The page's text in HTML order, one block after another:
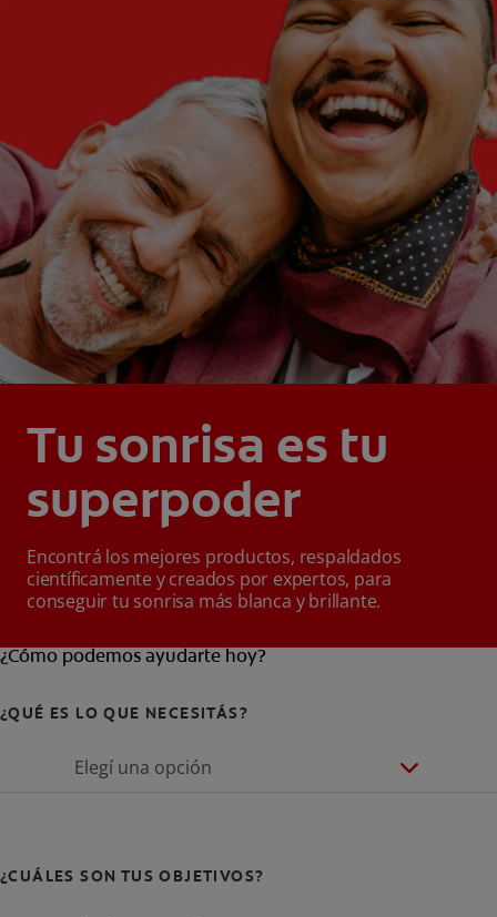
Tu sonrisa es tu
superpoder
Encontrá los mejores productos, respaldados
científicamente y creados por expertos, para
conseguir tu sonrisa más blanca y brillante.
¿Cómo podemos ayudarte hoy?
¿QUÉ ES LO QUE NECESITÁS?
Elegí una opción
¿CUÁLES SON TUS OBJETIVOS?